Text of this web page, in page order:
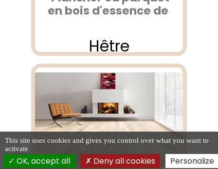
en bois d'essence de
Hêtre
This site uses cookies and gives you control over what you want to
activate
OK, accept all Deny all cookies Personalize